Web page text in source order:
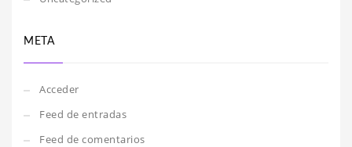
META
Acceder
Feed de entradas
Feed de comentarios